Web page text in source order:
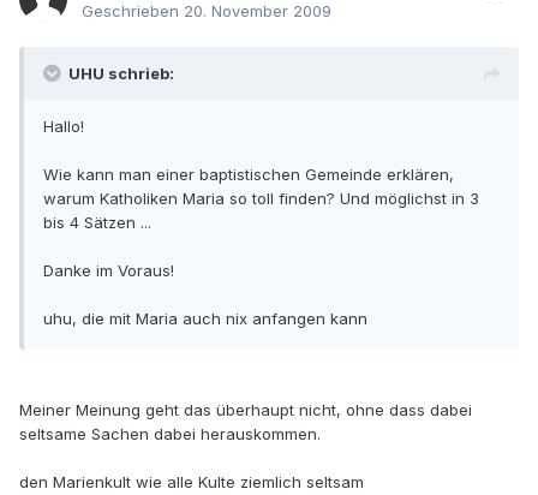
Geschrieben 20. November 2009
UHU schrieb:
Hallo!
Wie kann man einer baptistischen Gemeinde erklären,
warum Katholiken Maria so toll finden? Und möglichst in 3
bis 4 Sätzen ...
Danke im Voraus!
uhu, die mit Maria auch nix anfangen kann
Meiner Meinung geht das überhaupt nicht, ohne dass dabei
seltsame Sachen dabei herauskommen.
den Marienkult wie alle Kulte ziemlich seltsam